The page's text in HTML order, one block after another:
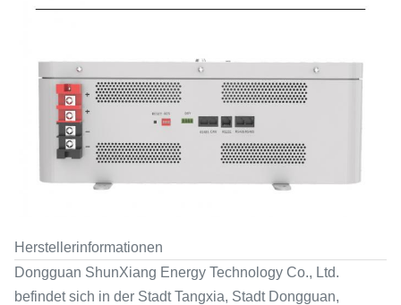
Herstellerinformationen
Dongguan ShunXiang Energy Technology Co., Ltd.
befindet sich in der Stadt Tangxia, Stadt Dongguan,